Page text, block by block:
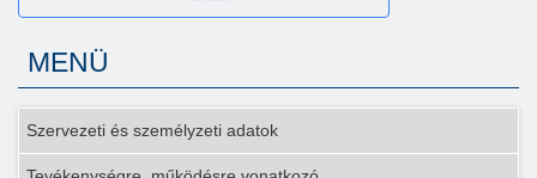
MENÜ
Szervezeti és személyzeti adatok